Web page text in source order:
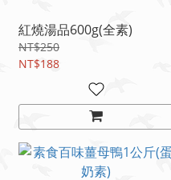
紅燒湯品600g(全素)
NT$250
NT$188